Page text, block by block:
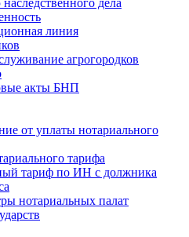
линия
агрогородков
акты БНП
от уплаты нотариального
тарифа
тариф по ИН с должника
нотариальных палат